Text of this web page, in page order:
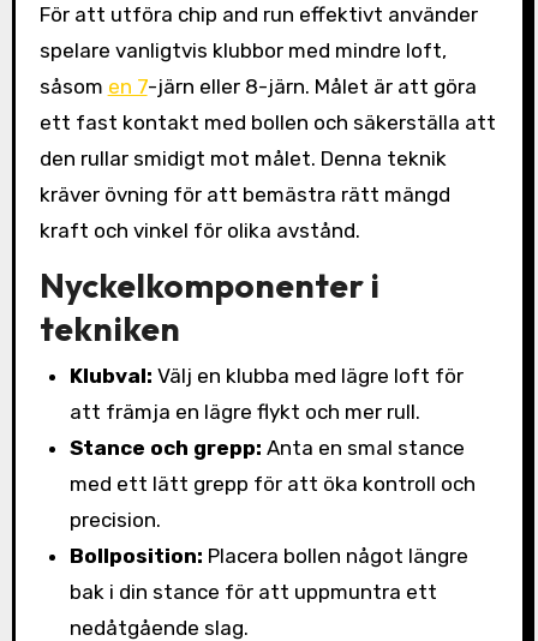
För att utföra chip and run effektivt använder
spelare vanligtvis klubbor med mindre loft,
såsom en 7-järn eller 8-järn. Målet är att göra
ett fast kontakt med bollen och säkerställa att
den rullar smidigt mot målet. Denna teknik
kräver övning för att bemästra rätt mängd
kraft och vinkel för olika avstånd.
Nyckelkomponenter i
tekniken
Klubval: Välj en klubba med lägre loft för
att främja en lägre flykt och mer rull.
Stance och grepp: Anta en smal stance
med ett lätt grepp för att öka kontroll och
precision.
Bollposition: Placera bollen något längre
bak i din stance för att uppmuntra ett
nedåtgående slag.